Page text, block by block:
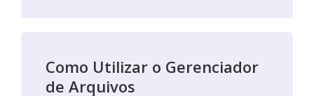
Como Utilizar o Gerenciador
de Arquivos